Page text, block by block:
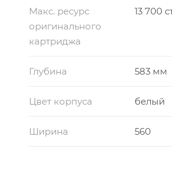
Макс. ресурс
оригинального
картриджа
13 700
Глубина 583 мм
Цвет корпуса белый
Ширина 560